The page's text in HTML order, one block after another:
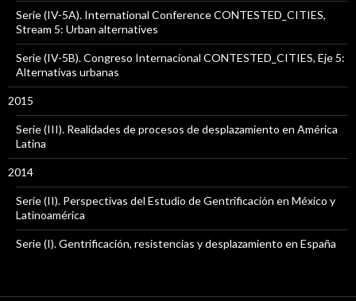
Serie (IV-5A). International Conference CONTESTED_CITIES,
Stream 5: Urban alternatives
Serie (IV-5B). Congreso Internacional CONTESTED_CITIES, Eje 5:
Alternativas urbanas
2015
Serie (III). Realidades de procesos de desplazamiento en América
Latina
2014
Serie (II). Perspectivas del Estudio de Gentrificación en México y
Latinoamérica
Serie (I). Gentrificación, resistencias y desplazamiento en España